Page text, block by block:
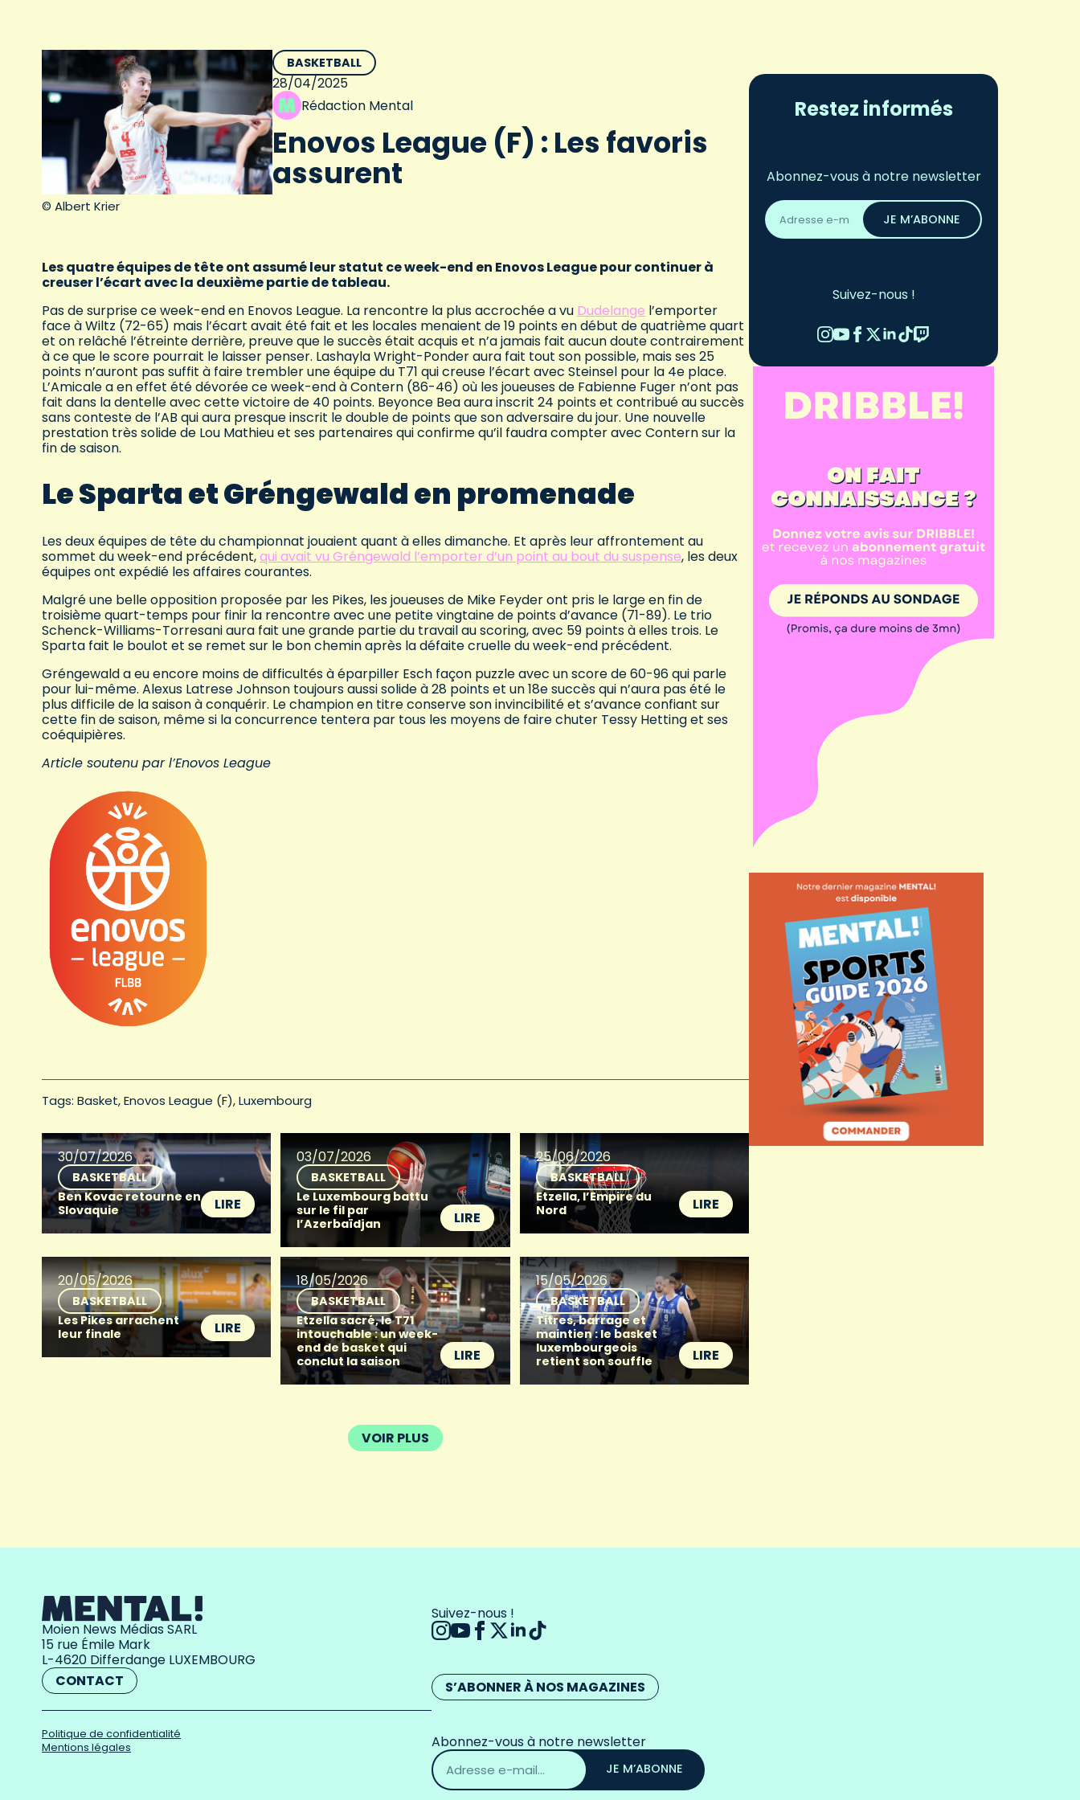
© Albert Krier
BASKETBALL
28/04/2025
Rédaction Mental
Enovos League (F) : Les favoris
assurent
Les quatre équipes de tête ont assumé leur statut ce week-end en Enovos League pour continuer à
creuser l’écart avec la deuxième partie de tableau.
Pas de surprise ce week-end en Enovos League. La rencontre la plus accrochée a vu Dudelange l’emporter
face à Wiltz (72-65) mais l’écart avait été fait et les locales menaient de 19 points en début de quatrième quart
et on relâché l’étreinte derrière, preuve que le succès était acquis et n’a jamais fait aucun doute contrairement
à ce que le score pourrait le laisser penser. Lashayla Wright-Ponder aura fait tout son possible, mais ses 25
points n’auront pas suffit à faire trembler une équipe du T71 qui creuse l’écart avec Steinsel pour la 4e place.
L’Amicale a en effet été dévorée ce week-end à Contern (86-46) où les joueuses de Fabienne Fuger n’ont pas
fait dans la dentelle avec cette victoire de 40 points. Beyonce Bea aura inscrit 24 points et contribué au succès
sans conteste de l’AB qui aura presque inscrit le double de points que son adversaire du jour. Une nouvelle
prestation très solide de Lou Mathieu et ses partenaires qui confirme qu’il faudra compter avec Contern sur la
fin de saison.
Le Sparta et Gréngewald en promenade
Les deux équipes de tête du championnat jouaient quant à elles dimanche. Et après leur affrontement au
sommet du week-end précédent,qui avait vu Gréngewald l’emporter d’un point au bout du suspense, les deux
équipes ont expédié les affaires courantes.
Malgré une belle opposition proposée par les Pikes, les joueuses de Mike Feyder ont pris le large en fin de
troisième quart-temps pour finir la rencontre avec une petite vingtaine de points d’avance (71-89). Le trio
Schenck-Williams-Torresani aura fait une grande partie du travail au scoring, avec 59 points à elles trois. Le
Sparta fait le boulot et se remet sur le bon chemin après la défaite cruelle du week-end précédent.
Gréngewald a eu encore moins de difficultés à éparpiller Esch façon puzzle avec un score de 60-96 qui parle
pour lui-même. Alexus Latrese Johnson toujours aussi solide à 28 points et un 18e succès qui n’aura pas été le
plus difficile de la saison à conquérir. Le champion en titre conserve son invincibilité et s’avance confiant sur
cette fin de saison, même si la concurrence tentera par tous les moyens de faire chuter Tessy Hetting et ses
coéquipières.
Article soutenu par l’Enovos League
Tags: Basket Enovos League (F) Luxembourg
30/07/2026
BASKETBALL
Ben Kovac retourne en
Slovaquie
LIRE
03/07/2026
BASKETBALL
Le Luxembourg battu
sur le fil par
l’Azerbaïdjan
LIRE
25/06/2026
BASKETBALL
Etzella, l’Empire du
Nord
LIRE
20/05/2026
BASKETBALL
Les Pikes arrachent
leur finale
LIRE
18/05/2026
BASKETBALL
Etzella sacré, le T71
intouchable : un week-
end de basket qui
conclut la saison
LIRE
15/05/2026
BASKETBALL
Titres, barrage et
maintien : le basket
luxembourgeois
retient son souffle
LIRE
VOIR PLUS
Restez informés
Abonnez-vous à notre newsletter
Adresse
email
*
JE M’ABONNE
Suivez-nous !
Moien News Médias SARL
15 rue Émile Mark
L-4620 Differdange LUXEMBOURG
CONTACT
Politique de confidentialité
Mentions légales
Suivez-nous !
S’ABONNER À NOS MAGAZINES
Abonnez-vous à notre newsletter
Adresse
email
*
JE M’ABONNE